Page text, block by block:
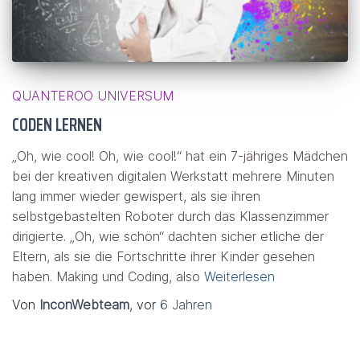
QUANTEROO UNIVERSUM
CODEN LERNEN
„Oh, wie cool! Oh, wie cool!“ hat ein 7-jähriges Mädchen
bei der kreativen digitalen Werkstatt mehrere Minuten
lang immer wieder gewispert, als sie ihren
selbstgebastelten Roboter durch das Klassenzimmer
dirigierte. „Oh, wie schön“ dachten sicher etliche der
Eltern, als sie die Fortschritte ihrer Kinder gesehen
haben. Making und Coding, also Weiterlesen
Von InconWebteam, vor 6 Jahren